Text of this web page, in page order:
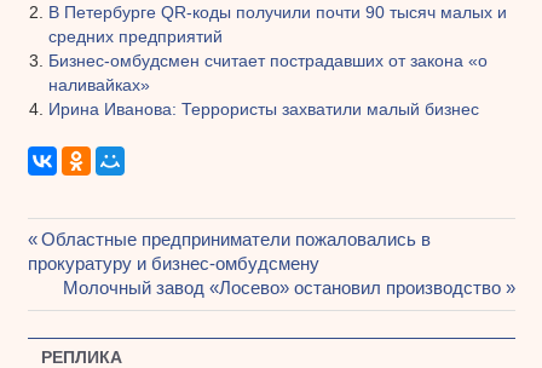
В Петербурге QR-коды получили почти 90 тысяч малых и
средних предприятий
Бизнес-омбудсмен считает пострадавших от закона «о
наливайках»
Ирина Иванова: Террористы захватили малый бизнес
Навигация
по
записям
Предыдущая
запись:
Областные предприниматели пожаловались в
прокуратуру и бизнес-омбудсмену
Следующая
запись:
Молочный завод «Лосево» остановил производство
РЕПЛИКА